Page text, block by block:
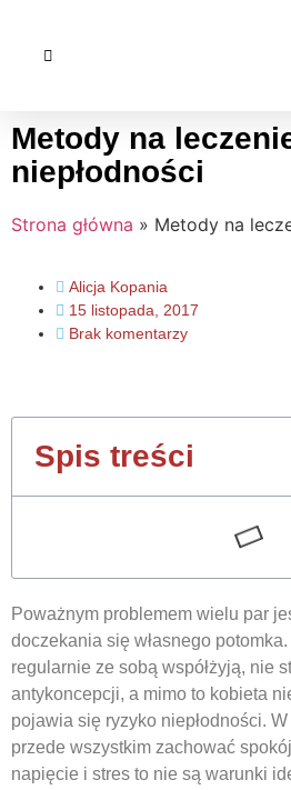
Metody na
niepłodności
Strona główna » Metody na
Alicja Kopania
15 listopada, 2017
Brak komentarzy
Spis treści
Poważnym problemem wielu par
doczekania się własnego
regularnie ze sobą współżyją, nie
antykoncepcji, a mimo to kobieta
pojawia się ryzyko niepłodności.
przede wszystkim zachować
napięcie i stres to nie są warunki